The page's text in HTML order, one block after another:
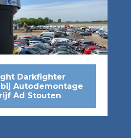
Darkfighter
bij Autodemontage
Ad Stouten